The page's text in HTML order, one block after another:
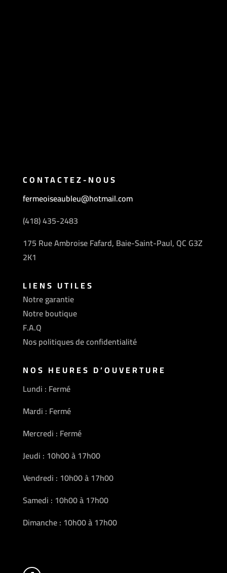
CONTACTEZ-NOUS
fermeoiseaubleu@hotmail.com
(418) 435-2483
175 Rue Ambroise Fafard, Baie-Saint-Paul, QC G3Z
2K1
LIENS UTILES
Notre garantie
Notre boutique
F.A.Q
Nos politiques de confidentialité
NOS HEURES D’OUVERTURE
Lundi : Fermé
Mardi : Fermé
Mercredi : Fermé
Jeudi : 10h00 à 17h00
Vendredi : 10h00 à 17h00
Samedi : 10h00 à 17h00
Dimanche : 10h00 à 17h00